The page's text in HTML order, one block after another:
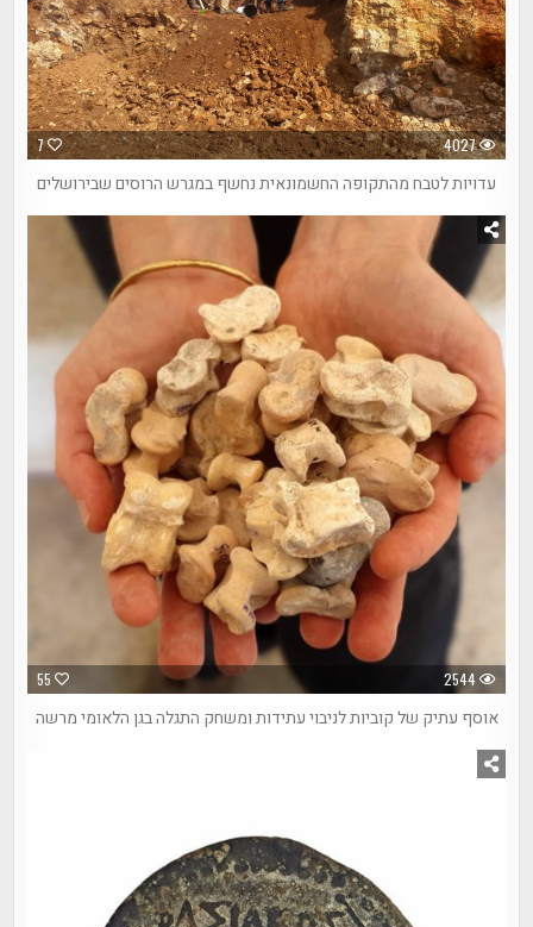
7 4027
עדויות לטבח מהתקופה החשמונאית נחשף במגרש הרוסים שבירושלים
55 2544
אוסף עתיק של קוביות לניבוי עתידות ומשחק התגלה בגן הלאומי מרשה